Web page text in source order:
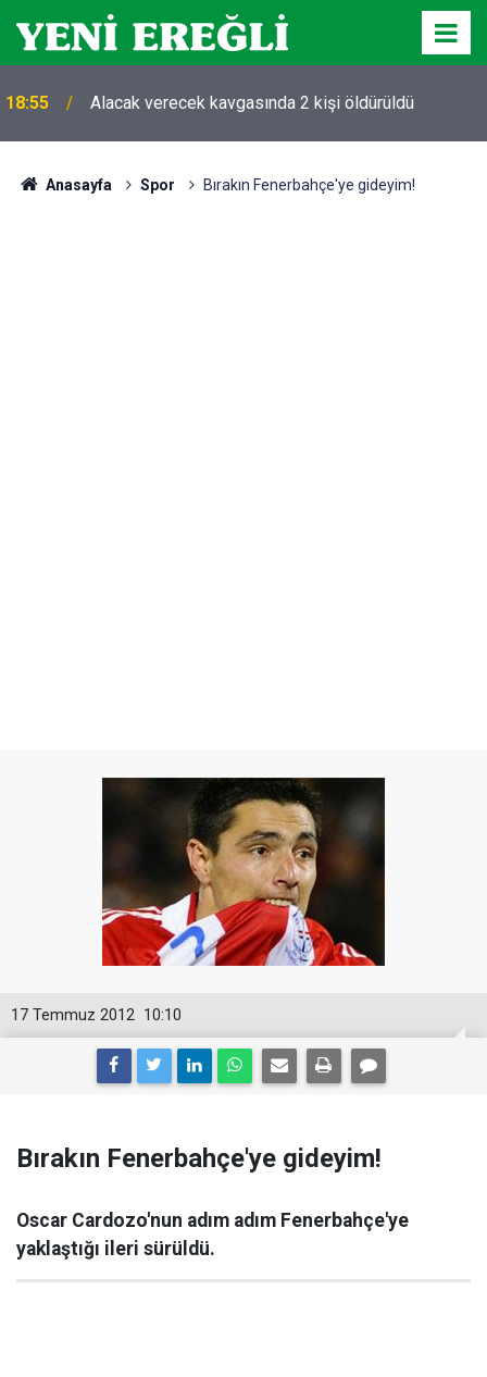
18:55 Alacak verecek kavgasında 2 kişi öldürüldü
Anasayfa Spor Bırakın Fenerbahçe'ye gideyim!
10:10
17 Temmuz 2012
Bırakın Fenerbahçe'ye gideyim!
Oscar Cardozo'nun adım adım Fenerbahçe'ye
yaklaştığı ileri sürüldü.